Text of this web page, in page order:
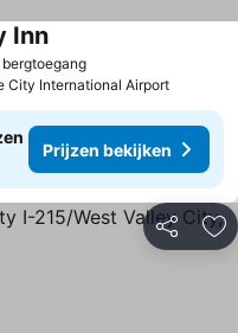
Prijzen bekijken
InnPrijzen bekijken
City International Airport
Prijzen bekijken
Delen